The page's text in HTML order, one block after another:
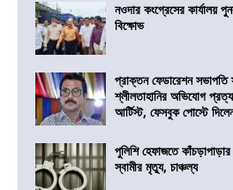
নওদার কংগ্রেসের কার্যালয়
বিক্ষোভ
প্রাক্তন ফেডারেশন সভাপতি
শ্লীলতাহানির অভিযোগ
আর্টিস্ট, ফেসবুক পোস্টে
পুলিশি হেফাজতে
স্বামীর মৃত্যু, চাঞ্চল্য